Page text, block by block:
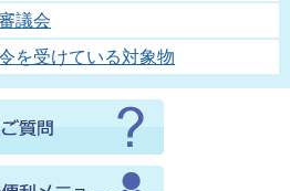
議会
を受けている対象物